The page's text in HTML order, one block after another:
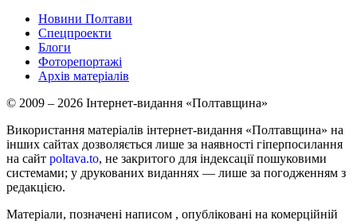
Новини Полтави
Спецпроекти
Блоги
Фоторепортажі
Архів матеріалів
© 2009 – 2026 Інтернет-видання «Полтавщина»
Використання матеріалів інтернет-видання «Полтавщина» на
інших сайтах дозволяється лише за наявності гіперпосилання
на сайт poltava.to, не закритого для індексації пошуковими
системами; у друкованих виданнях — лише за погодженням з
редакцією.
Матеріали, позначені написом , опубліковані на комерційній